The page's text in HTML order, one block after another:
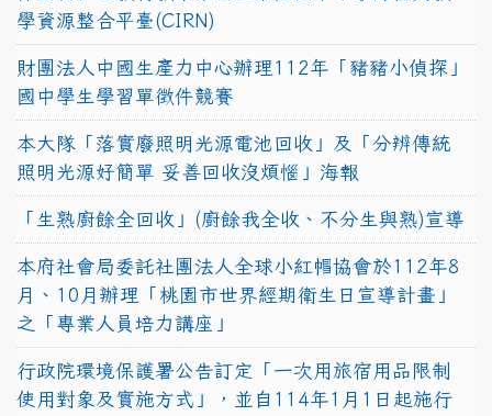
學資源整合平臺(CIRN)
財團法人中國生產力中心辦理112年「豬豬小偵探」
國中學生學習單徵件競賽
本大隊「落實廢照明光源電池回收」及「分辨傳統
照明光源好簡單 妥善回收沒煩惱」海報
「生熟廚餘全回收」(廚餘我全收、不分生與熟)宣導
本府社會局委託社團法人全球小紅帽協會於112年8
月、10月辦理「桃園市世界經期衛生日宣導計畫」
之「專業人員培力講座」
行政院環境保護署公告訂定「一次用旅宿用品限制
使用對象及實施方式」，並自114年1月1日起施行